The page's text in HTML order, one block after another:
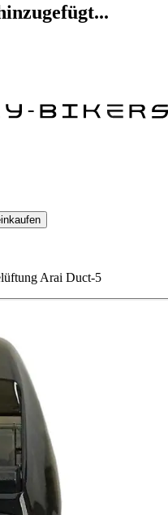
Arai Duct-5